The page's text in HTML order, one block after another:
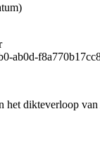
ab0d-
het dikteverloop